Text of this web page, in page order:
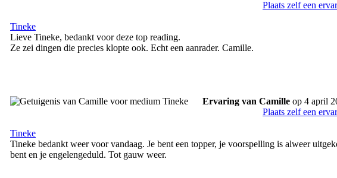
Plaats zelf een
Tineke
Lieve Tineke, bedankt voor deze top reading.
Ze zei dingen die precies klopte ook. Echt een aanrader. Camille.
Ervaring van Camille op 4 april
Plaats zelf een
Tineke
Tineke bedankt weer voor vandaag. Je bent een topper, je voorspelling is alweer
bent en je engelengeduld. Tot gauw weer.